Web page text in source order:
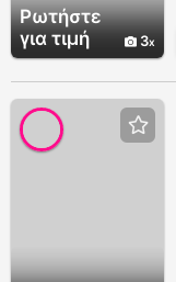
Ρωτήστε
για τιμή
3